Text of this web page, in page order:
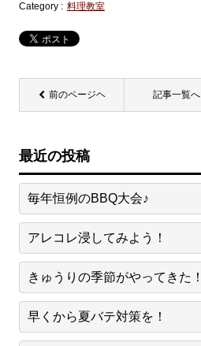
Category : 料理教室
前のページヘ 記事一覧へ
最近の投稿
毎年恒例のBBQ大会♪
アレコレ浸してみよう！
きゅうりの季節がやってきた！
早くから夏バテ対策を！